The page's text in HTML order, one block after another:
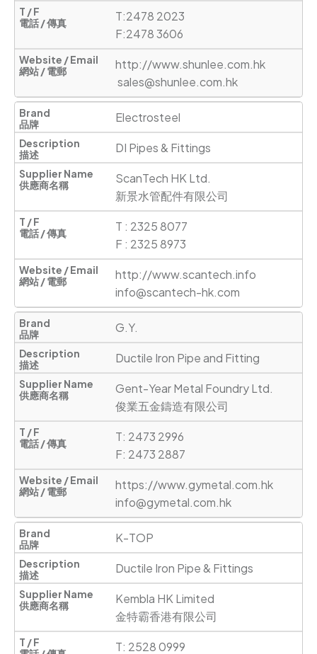
T:2478 2023
F:2478 3606
http://www.shunlee.com.hk
sales@shunlee.com.hk
Electrosteel
DI Pipes & Fittings
ScanTech HK Ltd.
新景水管配件有限公司
T : 2325 8077
F : 2325 8973
http://www.scantech.info
info@scantech-hk.com
G.Y.
Ductile Iron Pipe and Fitting
Gent-Year Metal Foundry Ltd.
俊業五金鑄造有限公司
T: 2473 2996
F: 2473 2887
https://www.gymetal.com.hk
info@gymetal.com.hk
K-TOP
Ductile Iron Pipe & Fittings
Kembla HK Limited
金特霸香港有限公司
T: 2528 0999